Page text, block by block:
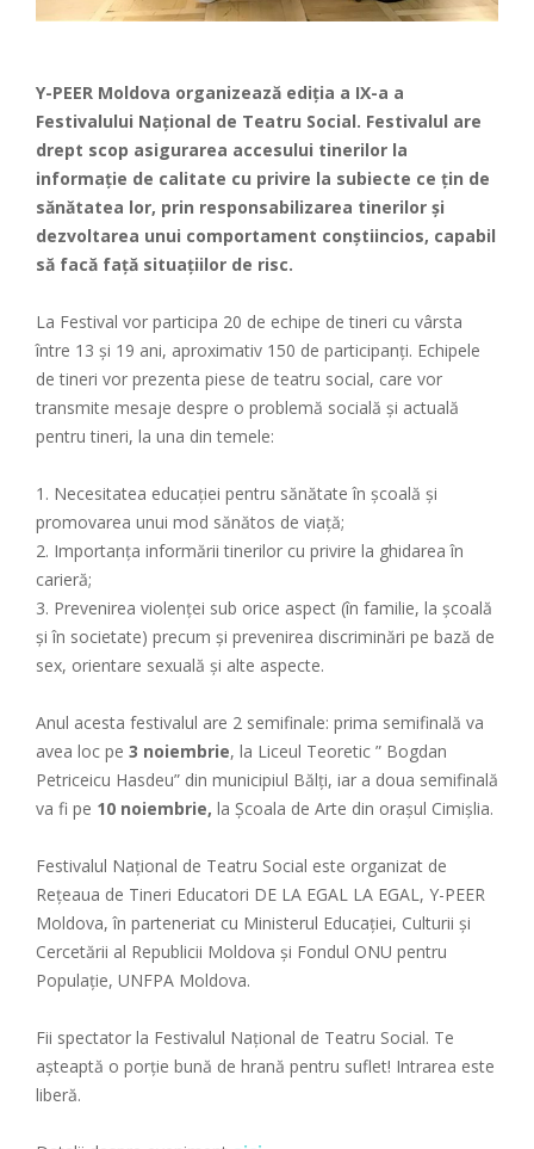
Y-PEER Moldova organizează ediția a IX-a a
Festivalului Național de Teatru Social. Festivalul are
drept scop asigurarea accesului tinerilor la
informație de calitate cu privire la subiecte ce țin de
sănătatea lor, prin responsabilizarea tinerilor și
dezvoltarea unui comportament conștiincios, capabil
să facă față situațiilor de risc.
La Festival vor participa 20 de echipe de tineri cu vârsta
între 13 și 19 ani, aproximativ 150 de participanți. Echipele
de tineri vor prezenta piese de teatru social, care vor
transmite mesaje despre o problemă socială și actuală
pentru tineri, la una din temele:
1. Necesitatea educaţiei pentru sănătate în şcoală și
promovarea unui mod sănătos de viață;
2. Importanța informării tinerilor cu privire la ghidarea în
carieră;
3. Prevenirea violenței sub orice aspect (în familie, la școală
și în societate) precum și prevenirea discriminări pe bază de
sex, orientare sexuală și alte aspecte.
Anul acesta festivalul are 2 semifinale: prima semifinală va
avea loc pe 3 noiembrie, la Liceul Teoretic ” Bogdan
Petriceicu Hasdeu” din municipiul Bălți, iar a doua semifinală
va fi pe 10 noiembrie, la Școala de Arte din orașul Cimişlia.
Festivalul Național de Teatru Social este organizat de
Rețeaua de Tineri Educatori DE LA EGAL LA EGAL, Y-PEER
Moldova, în parteneriat cu Ministerul Educației, Culturii și
Cercetării al Republicii Moldova și Fondul ONU pentru
Populație, UNFPA Moldova.
Fii spectator la Festivalul Național de Teatru Social. Te
așteaptă o porție bună de hrană pentru suflet! Intrarea este
liberă.